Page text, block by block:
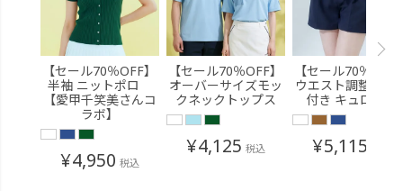
【セール70％OFF】
半袖 ニットポロ
【愛甲千笑美さんコ
ラボ】
¥4,950 税込
【セール70％OFF】
オーバーサイズモッ
クネックトップス
¥4,125 税込
【セール70％OFF
ウエスト調整ベル
付き キュロット
¥5,115